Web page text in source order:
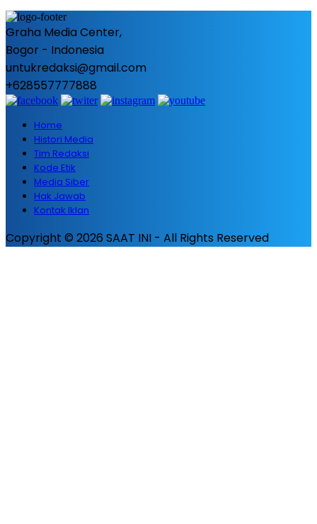
Graha Media Center,
Bogor - Indonesia
untukredaksi@gmail.com
+628557777888
Home
Histori Media
Tim Redaksi
Kode Etik
Media Siber
Hak Jawab
Kontak Iklan
Copyright © 2026 SAAT INI - All Rights Reserved